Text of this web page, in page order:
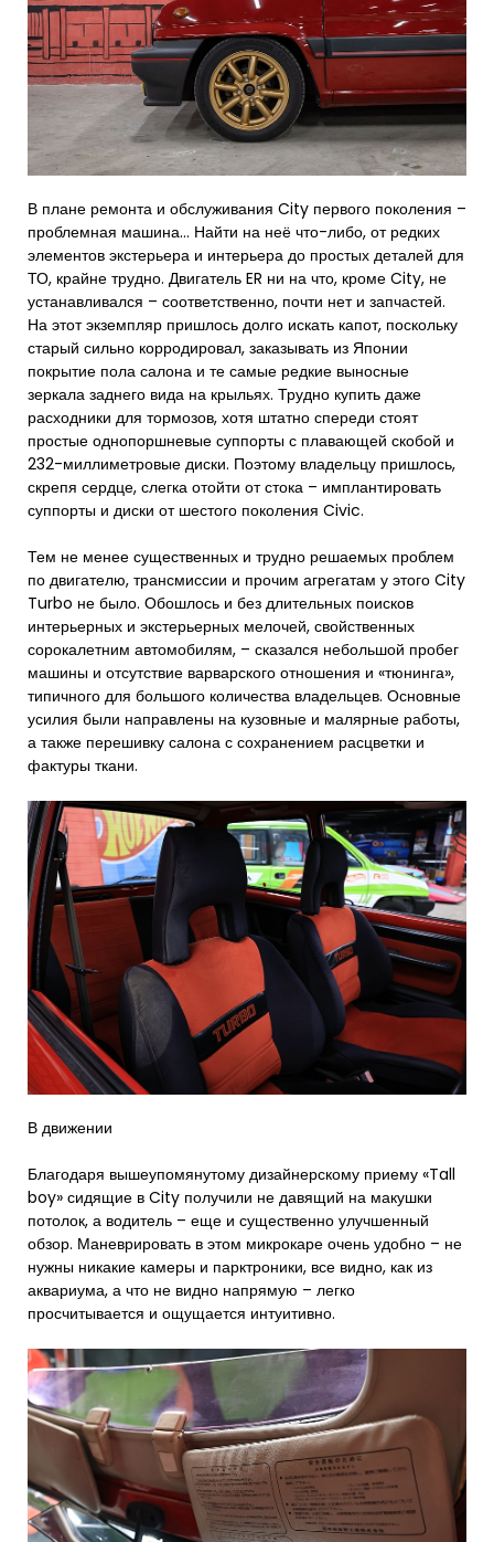
В плане ремонта и обслуживания City первого поколения –
проблемная машина… Найти на неё что-либо, от редких
элементов экстерьера и интерьера до простых деталей для
ТО, крайне трудно. Двигатель ER ни на что, кроме City, не
устанавливался – соответственно, почти нет и запчастей.
На этот экземпляр пришлось долго искать капот, поскольку
старый сильно корродировал, заказывать из Японии
покрытие пола салона и те самые редкие выносные
зеркала заднего вида на крыльях. Трудно купить даже
расходники для тормозов, хотя штатно спереди стоят
простые однопоршневые суппорты с плавающей скобой и
232-миллиметровые диски. Поэтому владельцу пришлось,
скрепя сердце, слегка отойти от стока – имплантировать
суппорты и диски от шестого поколения Civic.
Тем не менее существенных и трудно решаемых проблем
по двигателю, трансмиссии и прочим агрегатам у этого City
Turbo не было. Обошлось и без длительных поисков
интерьерных и экстерьерных мелочей, свойственных
сорокалетним автомобилям, – сказался небольшой пробег
машины и отсутствие варварского отношения и «тюнинга»,
типичного для большого количества владельцев. Основные
усилия были направлены на кузовные и малярные работы,
а также перешивку салона с сохранением расцветки и
фактуры ткани.
В движении
Благодаря вышеупомянутому дизайнерскому приему «Tall
boy» сидящие в City получили не давящий на макушки
потолок, а водитель – еще и существенно улучшенный
обзор. Маневрировать в этом микрокаре очень удобно – не
нужны никакие камеры и парктроники, все видно, как из
аквариума, а что не видно напрямую – легко
просчитывается и ощущается интуитивно.